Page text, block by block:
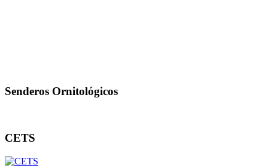
Senderos Ornitológicos
CETS